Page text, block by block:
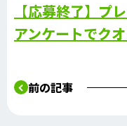
【応募終了】プ
アンケートでク
前の記事